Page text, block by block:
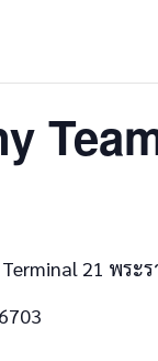
21 พระร